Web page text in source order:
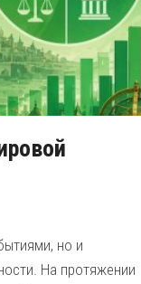
но и
На протяжении